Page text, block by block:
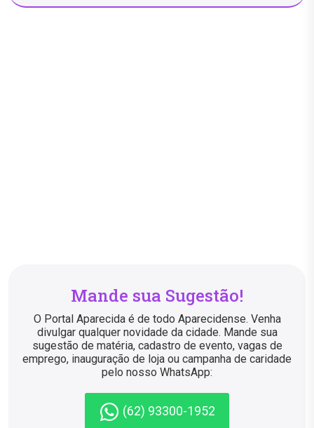
Mande sua Sugestão!
O Portal Aparecida é de todo Aparecidense. Venha
divulgar qualquer novidade da cidade. Mande sua
sugestão de matéria, cadastro de evento, vagas de
emprego, inauguração de loja ou campanha de caridade
pelo nosso WhatsApp:
(62) 93300-1952